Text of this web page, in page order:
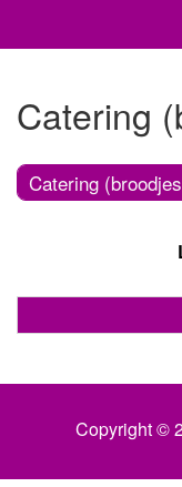
Catering
Catering
Copyright ©